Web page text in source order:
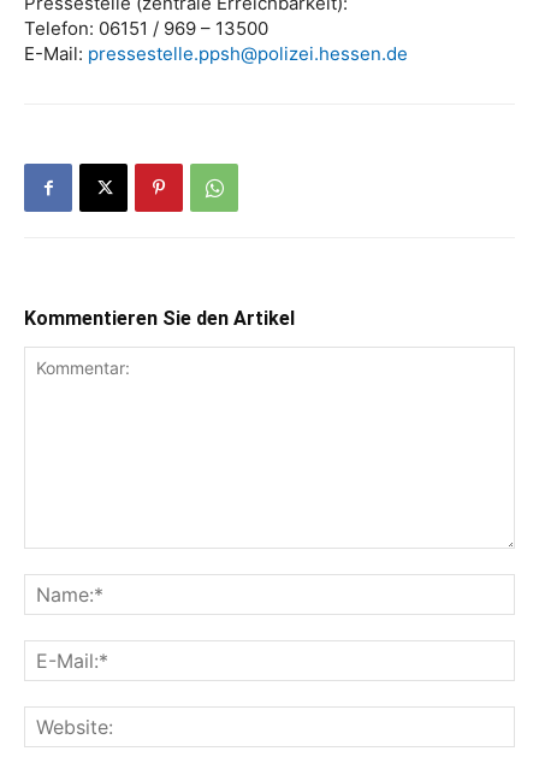
Telefon: 06151 / 969 – 13500
E-Mail: pressestelle.ppsh@polizei.hessen.de
Kommentieren Sie den Artikel